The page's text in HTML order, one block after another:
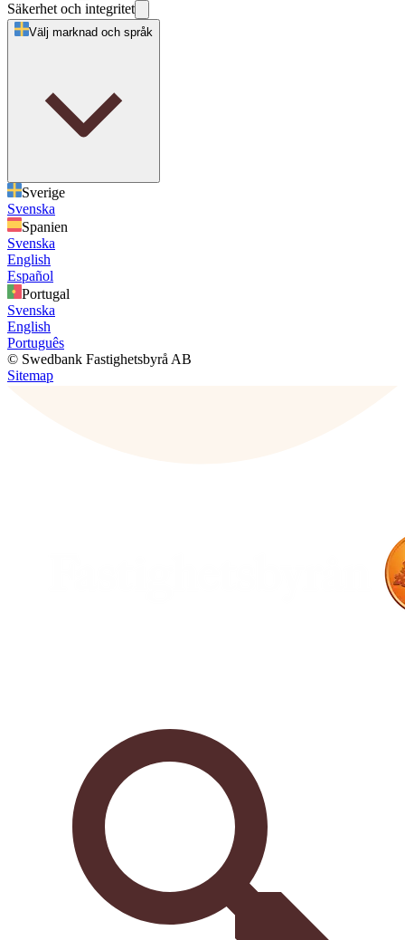
Säkerhet och integritet
Välj marknad och språk
Sverige
Svenska
Spanien
Svenska
English
Español
Portugal
Svenska
English
Português
© Swedbank Fastighetsbyrå AB
Sitemap